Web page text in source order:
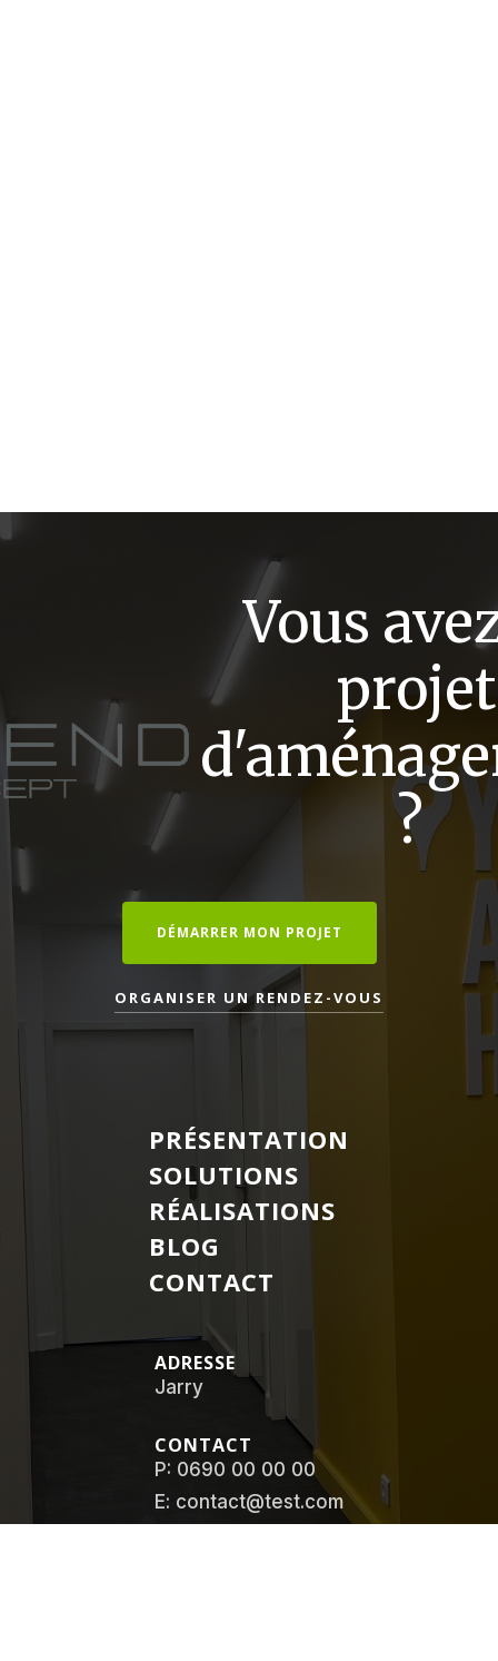
Vous
projet
?
DÉMARRER MON PROJET
ORGANISER UN RENDEZ-VOUS
PRÉSENTATION
SOLUTIONS
RÉALISATIONS
BLOG
CONTACT
ADRESSE
Jarry
CONTACT
P: 0690 00 00 00
E: contact@test.com